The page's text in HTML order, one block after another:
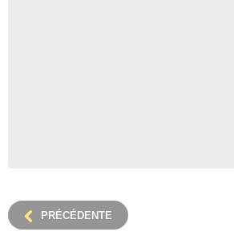
PRÉCÉDENTE